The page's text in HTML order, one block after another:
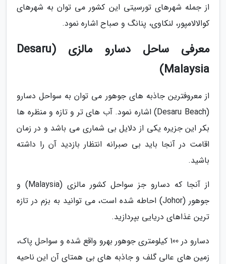
از جمله شهرهای تورسیتی این کشور می توان به شهرهای
کوالالامپور، لنکاوی، پنانگ و صباح اشاره نمود.
معرفی ساحل دسارو مالزی (Desaru
Malaysia)
از معروفترین جاذبه های جوهور می توان به سواحل دسارو
(Desaru Beach) اشاره نمود. آب های تر و تازه و منظره ها
بکر این جزیره یکی از دلایل بی شماری می باشد و در زمان
اقامت در آنجا باید بی صبرانه انتظار بازدید آن را داشته
باشید.
از آنجا که دسارو جز سواحل کشور مالزی (Malaysia) و
جوهور (Johor) احاطه شده است، می توانید به بزم در تازه
ترین غذاهای دریایی بپردازید.
دسارو در 100 کیلومتری جوهور بهرو واقع شده و سواحل پاک،
زمین های عالی گلف و جاذبه های بی همتای آن این ناحیه